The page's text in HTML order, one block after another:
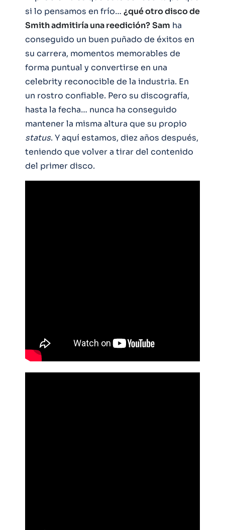
si lo pensamos en frío… ¿qué otro disco de
Smith admitiría una reedición?Sam ha
conseguido un buen puñado de éxitos en
su carrera, momentos memorables de
forma puntual y convertirse en una
celebrity reconocible de la industria. En
un rostro confiable. Pero su discografía,
hasta la fecha… nunca ha conseguido
mantener la misma altura que su propio
status. Y aquí estamos, diez años después,
teniendo que volver a tirar del contenido
del primer disco.